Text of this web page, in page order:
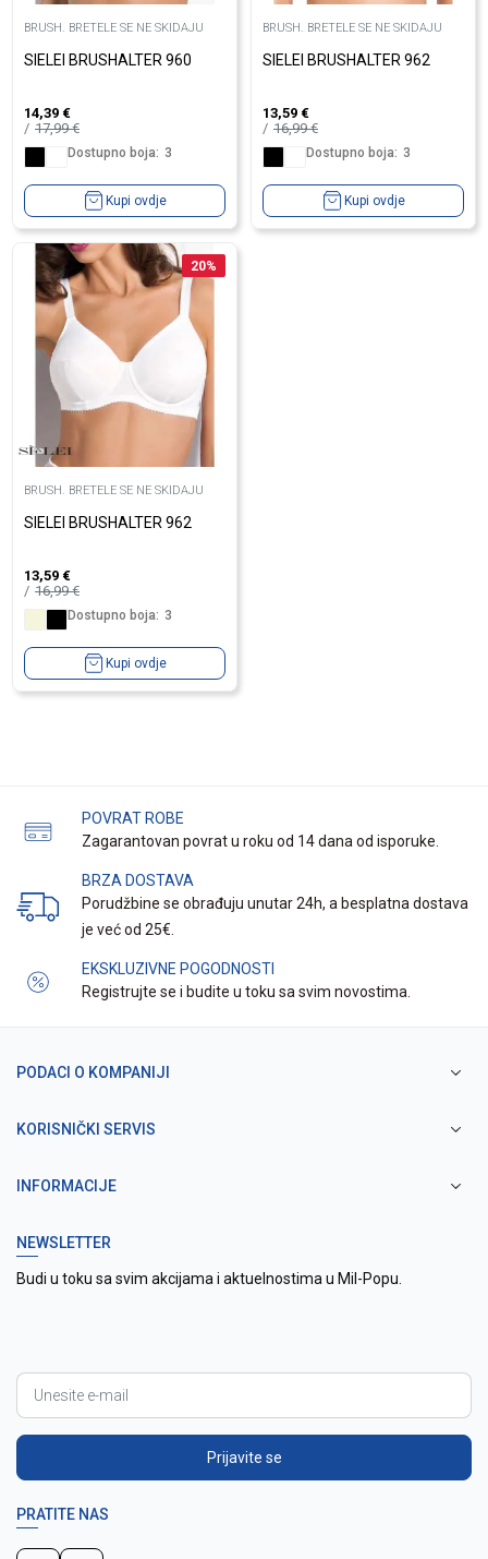
BRUSH. BRETELE SE NE SKIDAJU
SIELEI BRUSHALTER 960
14,39 €
17,99€
Dostupno boja: 3
Kupi ovdje
BRUSH. BRETELE SE NE SKIDAJU
SIELEI BRUSHALTER 962
13,59 €
16,99€
Dostupno boja: 3
Kupi ovdje
20%
BRUSH. BRETELE SE NE SKIDAJU
SIELEI BRUSHALTER 962
13,59 €
16,99€
Dostupno boja: 3
Kupi ovdje
POVRAT ROBE
Zagarantovan povrat u roku od 14 dana od isporuke.
BRZA DOSTAVA
Porudžbine se obrađuju unutar 24h, a besplatna dostava
je već od 25€.
EKSKLUZIVNE POGODNOSTI
Registrujte se i budite u toku sa svim novostima.
PODACI O KOMPANIJI
KORISNIČKI SERVIS
INFORMACIJE
NEWSLETTER
Budi u toku sa svim akcijama i aktuelnostima u Mil-Popu.
Prijavite se
PRATITE NAS